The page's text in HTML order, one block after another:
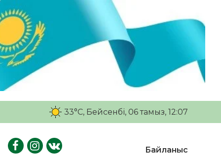
33°C, Бейсенбі, 06 тамыз, 12:07
Байланыс